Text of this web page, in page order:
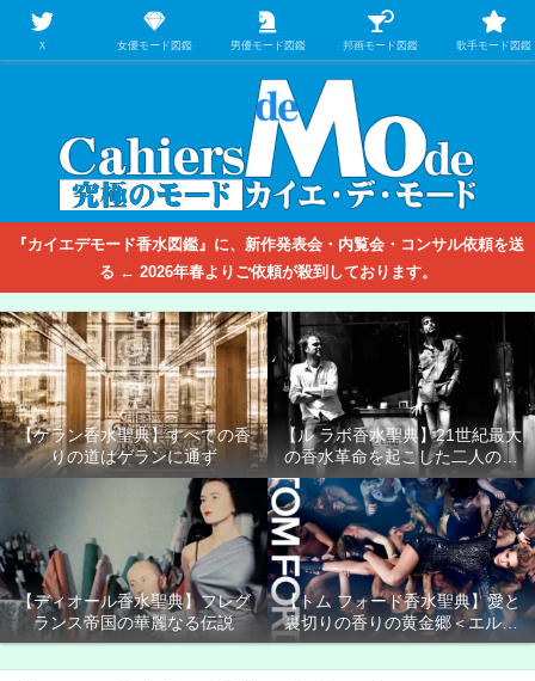
【映画/音楽の中のファッション＆香水】を徹底的に分析するファッション＆ア
パレル業界人のための学習サイト
『カイエデモード香水図鑑』に、新作発表会・内覧会・コンサル依頼を送
る ← 2026年春よりご依頼が殺到しております。
【ゲラン香水聖典】すべての香
りの道はゲランに通ず
【ル ラボ香水聖典】21世紀最大
の香水革命を起こした二人の男
たち
【ディオール香水聖典】フレグ
ランス帝国の華麗なる伝説
【トム フォード香水聖典】愛と
裏切りの香りの黄金郷＜エルド
ラド＞
Ｘ 女優モード図鑑 男優モード図鑑 邦画モード図鑑 歌手モード図鑑